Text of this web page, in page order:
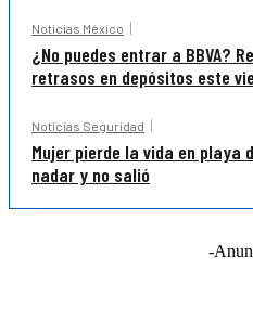
Noticias México
¿No puedes entrar a BBVA?
retrasos en depósitos este
Noticias Seguridad
Mujer pierde la vida en playa
nadar y no salió
-